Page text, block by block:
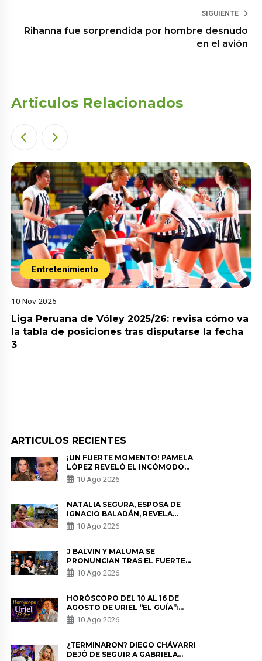
SIGUIENTE
Rihanna fue sorprendida por hombre desnudo
en el avión
Articulos Relacionados
Entretenimiento
10 Nov 2025
Liga Peruana de Vóley 2025/26: revisa cómo va
la tabla de posiciones tras disputarse la fecha
3
ARTICULOS RECIENTES
¡UN FUERTE MOMENTO! PAMELA
LÓPEZ REVELÓ EL INCÓMODO
EPISODIO QUE TUVO CON EL
DUEÑO DE LA BELLA LUZ
10 Ago 2026
NATALIA SEGURA, ESPOSA DE
IGNACIO BALADÁN, REVELA
COMO VIVIÓ EL TERREMOTO EN
COLOMBIA: “NO ME PODÍA
10 Ago 2026
J BALVIN Y MALUMA SE
PRONUNCIAN TRAS EL FUERTE
TERREMOTO EN COLOMBIA:
“VAMOS A MOVERNOS PARA
10 Ago 2026
HORÓSCOPO DEL 10 AL 16 DE
AGOSTO DE URIEL “EL GUÍA”:
PREDICCIONES PARA TODOS LOS
SIGNOS DEL ZODIACO AQUÍ
10 Ago 2026
¿TERMINARON? DIEGO CHÁVARRI
DEJÓ DE SEGUIR A GABRIELA